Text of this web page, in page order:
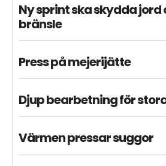
Ny sprint ska skydda jord
bränsle
Press på mejerijätte
Djup bearbetning för
Värmen pressar suggor